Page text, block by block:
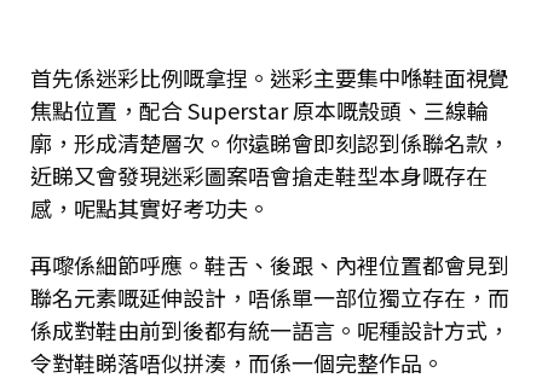
首先係迷彩比例嘅拿捏。迷彩主要集中喺鞋面視覺
焦點位置，配合 Superstar 原本嘅殼頭、三線輪
廓，形成清楚層次。你遠睇會即刻認到係聯名款，
近睇又會發現迷彩圖案唔會搶走鞋型本身嘅存在
感，呢點其實好考功夫。
再嚟係細節呼應。鞋舌、後跟、內裡位置都會見到
聯名元素嘅延伸設計，唔係單一部位獨立存在，而
係成對鞋由前到後都有統一語言。呢種設計方式，
令對鞋睇落唔似拼湊，而係一個完整作品。